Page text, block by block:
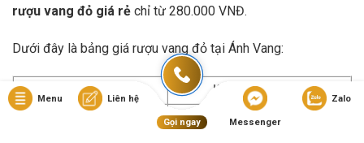
rượu vang đỏ giá rẻ chỉ từ 280.000 VNĐ.
Dưới đây là bảng giá rượu vang đỏ tại Ánh Vang:
Loại vang
Khoảng giá (VNĐ)
400.000 – 3.000.000
Menu Liên hệ
Gọi ngay Messenger
Zalo